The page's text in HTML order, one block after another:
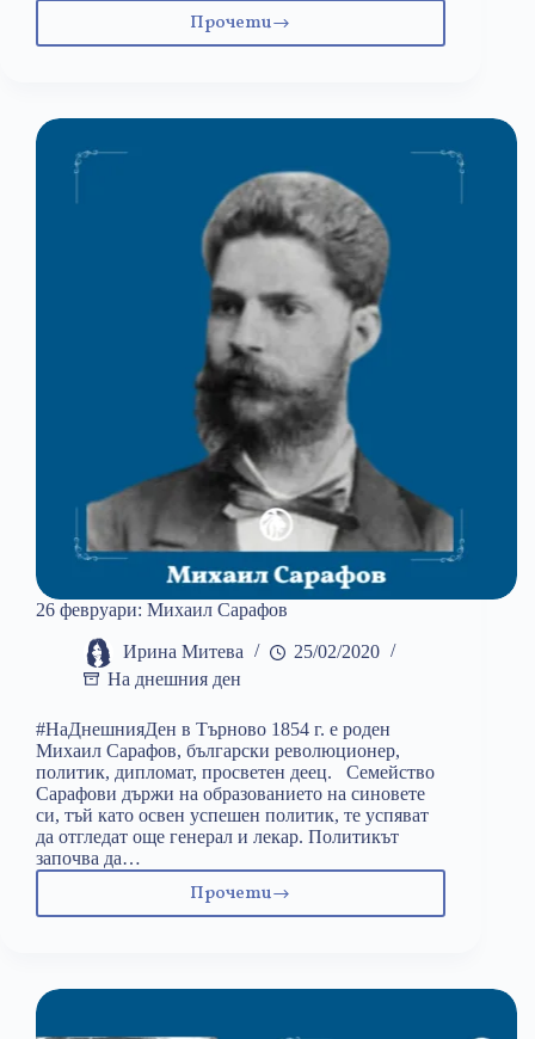
Прочети
25
26 февруари: Михаил Сарафов
Ирина Митева
25/02/2020
На днешния ден
#НаДнешнияДен в Търново 1854 г. е роден
Михаил Сарафов, български революционер,
политик, дипломат, просветен деец. Семейство
Сарафови държи на образованието на синовете
си, тъй като освен успешен политик, те успяват
да отгледат още генерал и лекар. Политикът
започва да…
Прочети
26